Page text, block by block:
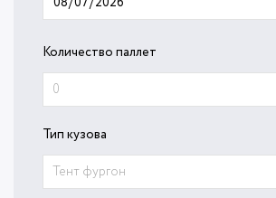
Количество паллет
0
Тип кузова
Тент фургон